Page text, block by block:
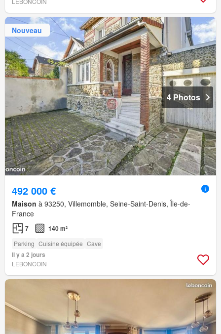
Nouveau
4 Photos
492 000 €
Maison à 93250, Villemomble, Seine-Saint-Denis, Île-de-
France
7 140 m²
Parking Cuisine équipée Cave
Il y a 2 jours
LEBONCOIN